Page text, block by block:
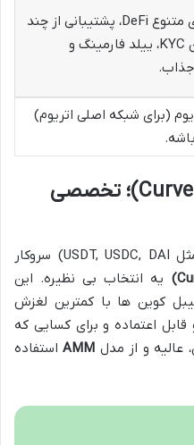
قابلیت های متنوع DeFi، پشتیبانی از چند
شبکه، بدون KYC، ییلد فارمینگ و
(برای شبکه اصلی اتریوم)
کرو فایننس (Curve Finance)؛ تخصصی
اگه بیشتر با استیبل کوین ها (مثل USDT, USDC, DAI) سروکار
یه انتخاب بی نظیره. این
کوین ها با کمترین لغزش
اعتماده و برای کسایی که
و از مدل AMMاستفاده